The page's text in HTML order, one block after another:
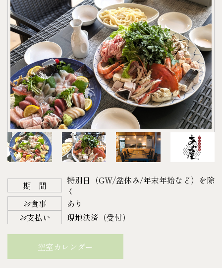
以降になりますとご準備できない場合がございます
のでご了承下さい。
【キャンセルについて】
14日前より ２０%
7日前より ５０%
当 日 １００%
不 泊 １００%
※写真はイメージです。内容が変わる場合がありま
す。
♬サプライズ・記念日のご相談承ります♬
結婚記念日、お誕生日、進学・就職・プロポー
ズ、、、などの特別な演出に！
ご予算等に応じて相談承ります。ご希望の場合はお
気軽にお問い合わせください。
上記の計3本をお選びいただけます。
※お酒をお召しにならない方はCより2本+Dをお付け
します。
●写真はイメージです。お客様自身で土鍋に材料を
入れていただくようになります。
●上記ご利用の場合は4日前までに連絡下さい。（キ
ャンセル不可）
以降になりますとご準備できない場合がございま
すのでご了承下さい。
●物価高騰の影響により、販売価格を改定させてい
ただく場合がございます。予めご理解ご了承くださ
い。
平日 41,800円（税込）
土・日・祝日 49,500円（税込）
＜お食事＞
＜料金＞
〈A.アルコール〉
・アサヒ オフ（発泡酒）
・キリン 淡麗極上〈生〉（発泡酒）
・キリン 氷結（レモン・グレープフルーツ）
・サントリー 角ハイボール
・ほろよい（カシオレ・白いサワー・もも）
・檸檬堂（定番）
各350㎖
〈B.アルコール〉
・アサヒスーパードライ 350㎖
・キリン一番搾り 350㎖
・キリン スミノフアイスオリジナル 275㎖
〈C.ソフトドリンク〉
・お茶
・コーラ
・ファンタ
・オレンジジュース
期 間
特別日（GW/盆休み/年末年始など）を除
く
お食事
あり
お支払い
現地決済（受付）
空室カレンダー